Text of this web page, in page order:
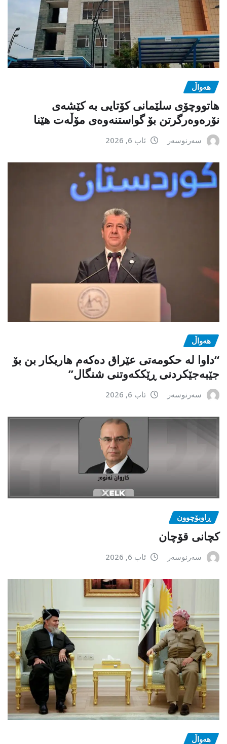
هەواڵ
هاتووچۆی سلێمانی کۆتایی بە کێشەی
نۆرەوەرگرتن بۆ گواستنەوەی مۆڵەت هێنا
سەرنوسەر ئاب 6, 2026
هەواڵ
“داوا لە حكومەتی عێراق دەكەم هاریكار بن بۆ
جێبەجێكردنی ڕێككەوتنی شنگال”
سەرنوسەر ئاب 6, 2026
ڕاوبۆچوون
کچانی قۆچان
سەرنوسەر ئاب 6, 2026
هەواڵ